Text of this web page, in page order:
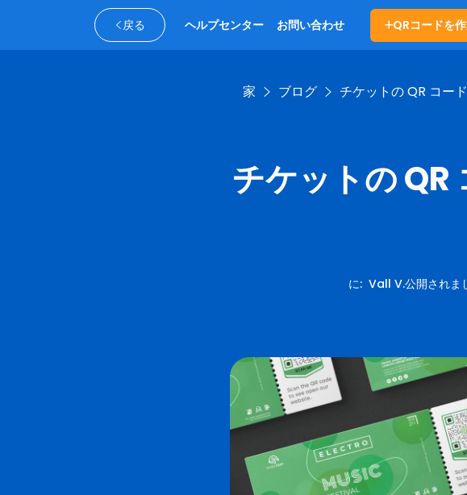
戻る ヘルプセンター お問い合わせ QRコードを
家 ブログ チケットの QR コー
チケットの QR
に: Vall V.公開されま